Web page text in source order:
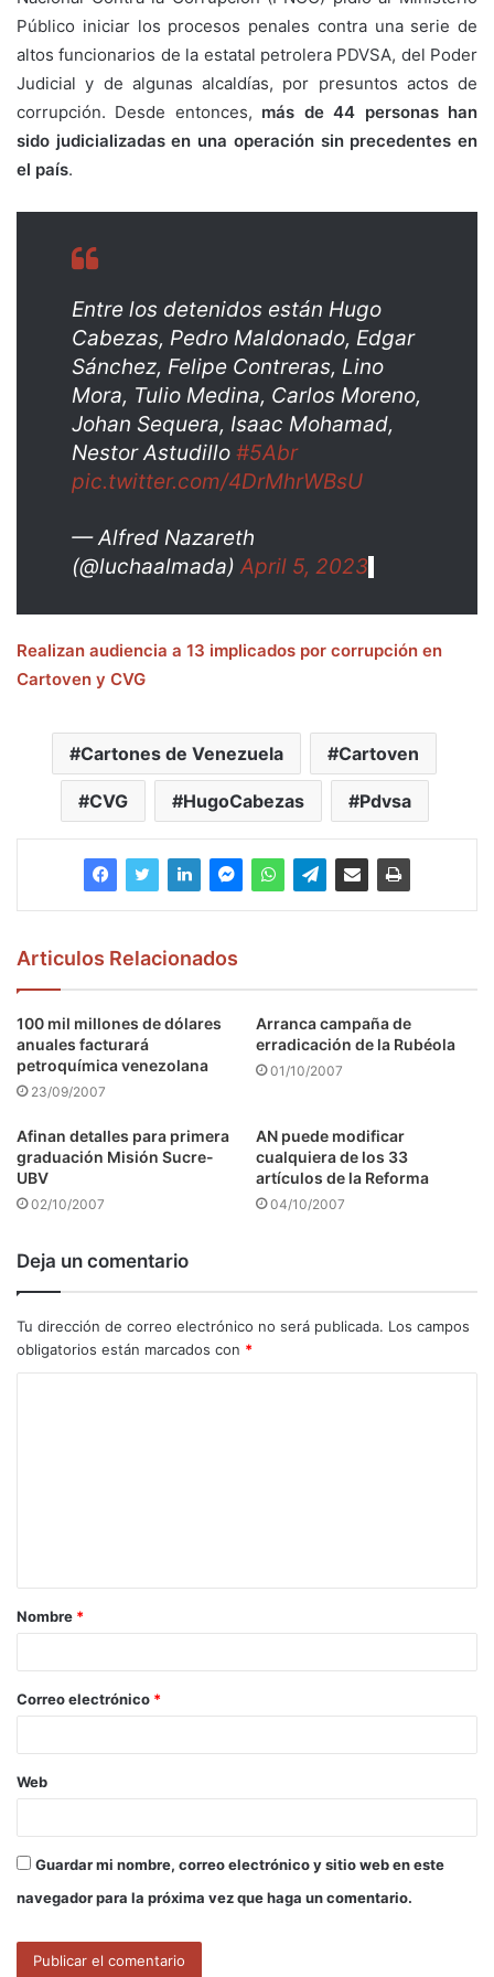
Público iniciar los procesos penales contra una serie de
altos funcionarios de la estatal petrolera PDVSA, del Poder
Judicial y de algunas alcaldías, por presuntos actos de
corrupción. Desde entonces, más de 44 personas han
sido judicializadas en una operación sin precedentes en
el país.
Entre los detenidos están Hugo
Cabezas, Pedro Maldonado, Edgar
Sánchez, Felipe Contreras, Lino
Mora, Tulio Medina, Carlos Moreno,
Johan Sequera, Isaac Mohamad,
Nestor Astudillo #5Abr
pic.twitter.com/4DrMhrWBsU
— Alfred Nazareth
(@luchaalmada) April 5, 2023
Realizan audiencia a 13 implicados por corrupción en
Cartoven y CVG
Cartones de Venezuela Cartoven
CVG HugoCabezas Pdvsa
Articulos Relacionados
100 mil millones de dólares
anuales facturará
petroquímica venezolana
23/09/2007
Arranca campaña de
erradicación de la Rubéola
01/10/2007
Afinan detalles para primera
graduación Misión Sucre-
UBV
02/10/2007
AN puede modificar
cualquiera de los 33
artículos de la Reforma
04/10/2007
Deja un comentario
Tu dirección de correo electrónico no será publicada. Los campos
obligatorios están marcados con *
a
r
*
Nombre *
Correo electrónico *
Web
Guardar mi nombre, correo electrónico y sitio web en este
navegador para la próxima vez que haga un comentario.